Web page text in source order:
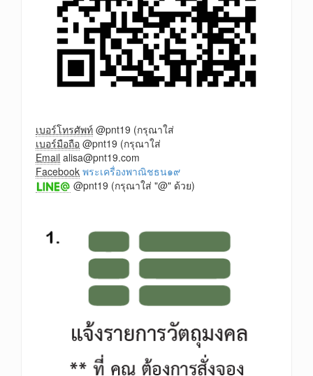
เบอร์โทรศัพท์ @pnt19 (กรุณาใส่
เบอร์มือถือ @pnt19 (กรุณาใส่
Email alisa@pnt19.com
Facebook พระเครื่องพาณิชธน๑๙
@pnt19 (กรุณาใส่ "@" ด้วย)